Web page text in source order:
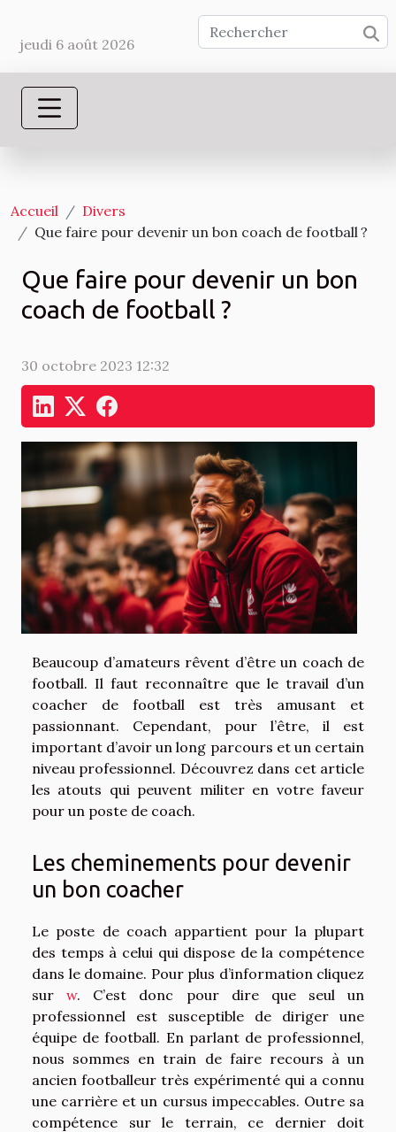
jeudi 6 août 2026
Accueil
Divers
Que faire pour devenir un bon coach de football ?
Que faire pour devenir un bon
coach de football ?
30 octobre 2023 12:32
Beaucoup d’amateurs rêvent d’être un coach de
football. Il faut reconnaître que le travail d’un
coacher de football est très amusant et
passionnant. Cependant, pour l’être, il est
important d’avoir un long parcours et un certain
niveau professionnel. Découvrez dans cet article
les atouts qui peuvent militer en votre faveur
pour un poste de coach.
Les cheminements pour devenir
un bon coacher
Le poste de coach appartient pour la plupart
des temps à celui qui dispose de la compétence
dans le domaine. Pour plus d’information cliquez
surw. C’est donc pour dire que seul un
professionnel est susceptible de diriger une
équipe de football. En parlant de professionnel,
nous sommes en train de faire recours à un
ancien footballeur très expérimenté qui a connu
une carrière et un cursus impeccables. Outre sa
compétence sur le terrain, ce dernier doit